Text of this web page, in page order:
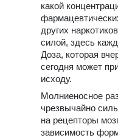
какой
других
силой, здесь
Доза, которая
сегодня может
исходу.
Молниеносное
чрезвычайно
на рецепторы
зависимость